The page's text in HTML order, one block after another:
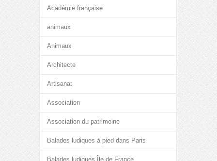
Académie française
animaux
Animaux
Architecte
Artisanat
Association
Association du patrimoine
Balades ludiques à pied dans Paris
Balades ludiques Île de France